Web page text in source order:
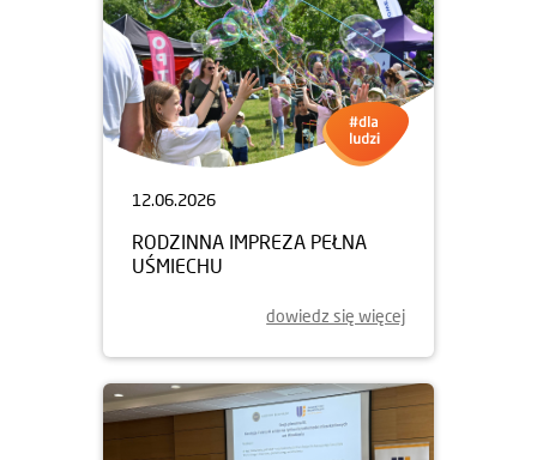
12.06.2026
RODZINNA IMPREZA PEŁNA
UŚMIECHU
dowiedz się więcej